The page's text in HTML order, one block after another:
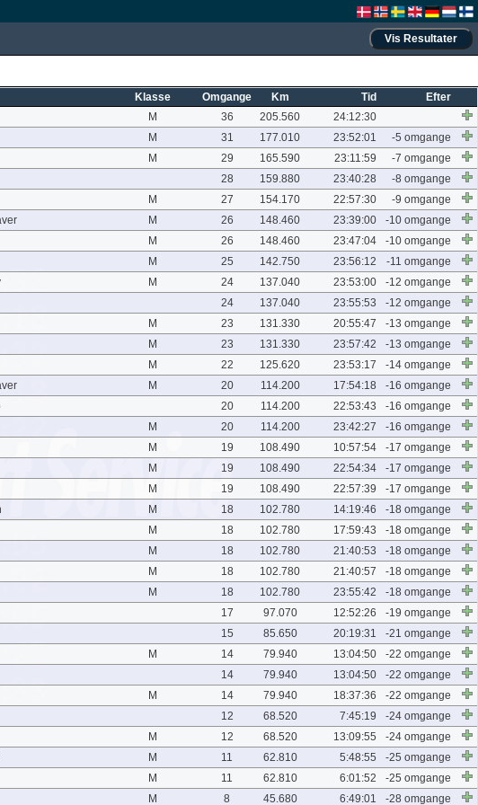
Klasse Omgange Km Tid
Efter
M 36 205.560
24:12:30
M 31 177.010 23:52:01
-5 omgange
M 29 165.590 23:11:59
-7 omgange
28 159.880 23:40:28
-8 omgange
M 27 154.170 22:57:30
-9 omgange
M 26 148.460 23:39:00
-10 omgange
M 26 148.460 23:47:04
-10 omgange
M 25 142.750 23:56:12
-11 omgange
M 24 137.040 23:53:00
-12 omgange
24 137.040 23:55:53
-12 omgange
M 23 131.330 20:55:47
-13 omgange
M 23 131.330 23:57:42
-13 omgange
M 22 125.620 23:53:17
-14 omgange
M 20 114.200 17:54:18
-16 omgange
20 114.200 22:53:43
-16 omgange
M 20 114.200 23:42:27
-16 omgange
M 19 108.490 10:57:54
-17 omgange
M 19 108.490 22:54:34
-17 omgange
M 19 108.490 22:57:39
-17 omgange
M 18 102.780 14:19:46
-18 omgange
M 18 102.780 17:59:43
-18 omgange
M 18 102.780 21:40:53
-18 omgange
M 18 102.780 21:40:57
-18 omgange
M 18 102.780 23:55:42
-18 omgange
17 97.070 12:52:26
-19 omgange
15 85.650 20:19:31
-21 omgange
M 14 79.940 13:04:50
-22 omgange
14 79.940 13:04:50
-22 omgange
M 14 79.940 18:37:36
-22 omgange
12 68.520 7:45:19
-24 omgange
M 12 68.520 13:09:55
-24 omgange
M 11 62.810 5:48:55
-25 omgange
M 11 62.810 6:01:52
-25 omgange
M 8 45.680 6:49:01 -28 omgange